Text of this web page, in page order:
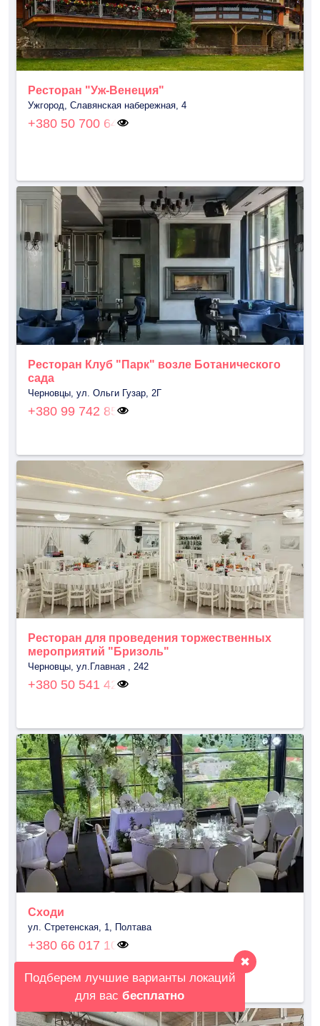
Ресторан "Уж-Венеция"
Ужгород, Славянская набережная, 4
+380 50 700 64
Ресторан Клуб "Парк" возле Ботанического
сада
Черновцы, ул. Ольги Гузар, 2Г
+380 99 742 85
Ресторан для проведения торжественных
мероприятий "Бризоль"
Черновцы, ул.Главная , 242
+380 50 541 42
Сходи
ул. Стретенская, 1, Полтава
+380 66 017 10
Подберем лучшие варианты локаций
для вас бесплатно
✖